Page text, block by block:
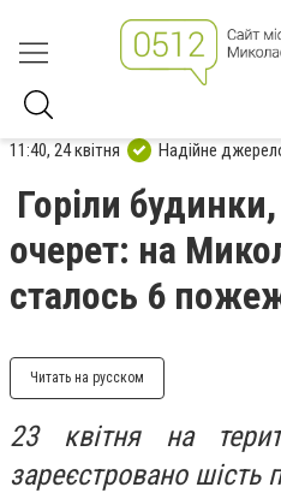
11:40, 24 квітня Надійне
Горіли
очерет: на
сталось 6
Читать на русском
23 квітня на
зареєстровано шість